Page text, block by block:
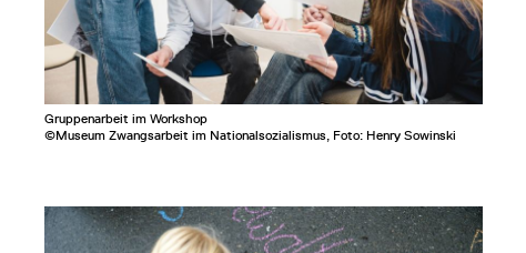
Gruppenarbeit im Workshop
©Museum Zwangsarbeit im Nationalsozialismus, Foto: Henry Sowinski